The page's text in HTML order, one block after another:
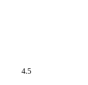
4.5